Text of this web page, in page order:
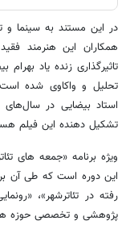
در این مستند به سینما و
همکاران این هنرمند
تاثیرگذاری زنده یاد
تحلیل و واکاوی شده
استاد بیضایی در
تشکیل دهنده‌ این فیلم
ویژه برنامه «جمعه های
این دوره است که طی آن
رفته در تئاترشهر»،
پژوهشی و تخصصی حوزه